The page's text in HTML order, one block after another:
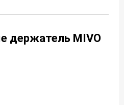
держатель MIVO